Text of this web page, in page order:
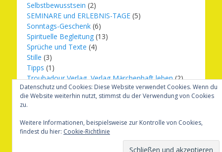
Selbstbewusstsein (2)
SEMINARE und ERLEBNIS-TAGE (5)
Sonntags-Geschenk (6)
Spirituelle Begleitung (13)
Sprüche und Texte (4)
Stille (3)
Tipps (1)
Troubadour Verlag, Verlag Märchenhaft leben(2)
Übungen (1)
Urbilder(20)
Verlag Märchenhaft leben
Weihnachten(16)
Datenschutz und Cookies: Diese Website verwendet Cookies. Wenn du
die Website weiterhin nutzt, stimmst du der Verwendung von Cookies
zu.
Weitere Informationen, beispielsweise zur Kontrolle von Cookies,
findest du hier: Cookie-Richtlinie